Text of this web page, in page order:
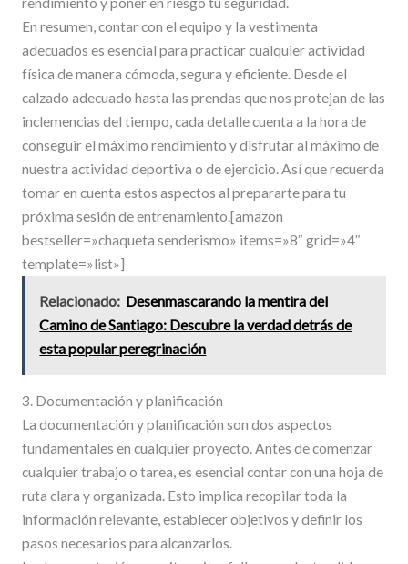
En resumen, contar con el equipo y la vestimenta
adecuados es esencial para practicar cualquier actividad
física de manera cómoda, segura y eficiente. Desde el
calzado adecuado hasta las prendas que nos protejan de las
inclemencias del tiempo, cada detalle cuenta a la hora de
conseguir el máximo rendimiento y disfrutar al máximo de
nuestra actividad deportiva o de ejercicio. Así que recuerda
tomar en cuenta estos aspectos al prepararte para tu
próxima sesión de entrenamiento.[amazon
bestseller=»chaqueta senderismo» items=»8″ grid=»4″
template=»list»]
Relacionado: Desenmascarando la mentira del
Camino de Santiago: Descubre la verdad detrás de
esta popular peregrinación
3. Documentación y planificación
La documentación y planificación son dos aspectos
fundamentales en cualquier proyecto. Antes de comenzar
cualquier trabajo o tarea, es esencial contar con una hoja de
ruta clara y organizada. Esto implica recopilar toda la
información relevante, establecer objetivos y definir los
pasos necesarios para alcanzarlos.